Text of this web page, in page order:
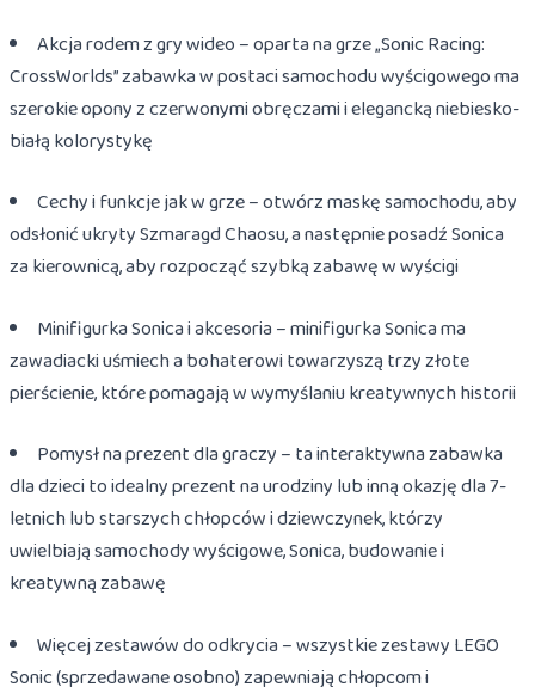
Akcja rodem z gry wideo – oparta na grze „Sonic Racing:
CrossWorlds” zabawka w postaci samochodu wyścigowego ma
szerokie opony z czerwonymi obręczami i elegancką niebiesko-
białą kolorystykę
Cechy i funkcje jak w grze – otwórz maskę samochodu, aby
odsłonić ukryty Szmaragd Chaosu, a następnie posadź Sonica
za kierownicą, aby rozpocząć szybką zabawę w wyścigi
Minifigurka Sonica i akcesoria – minifigurka Sonica ma
zawadiacki uśmiech a bohaterowi towarzyszą trzy złote
pierścienie, które pomagają w wymyślaniu kreatywnych historii
Pomysł na prezent dla graczy – ta interaktywna zabawka
dla dzieci to idealny prezent na urodziny lub inną okazję dla 7-
letnich lub starszych chłopców i dziewczynek, którzy
uwielbiają samochody wyścigowe, Sonica, budowanie i
kreatywną zabawę
Więcej zestawów do odkrycia – wszystkie zestawy LEGO
Sonic (sprzedawane osobno) zapewniają chłopcom i